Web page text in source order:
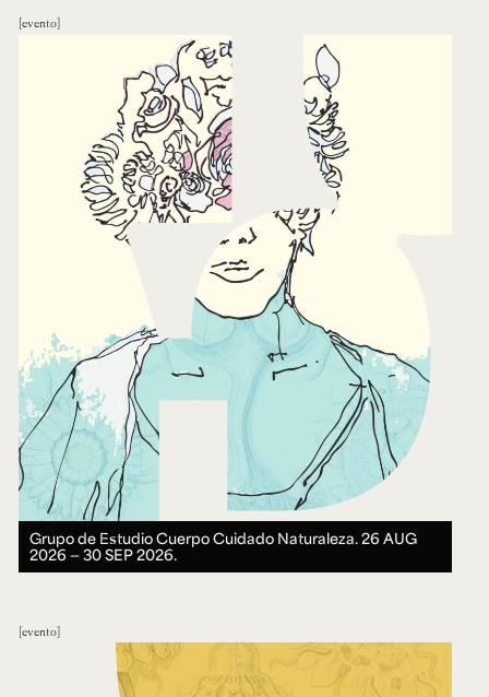
evento
Grupo de Estudio Cuerpo Cuidado Naturaleza.26 AUG
2026 ― 30 SEP 2026.
evento